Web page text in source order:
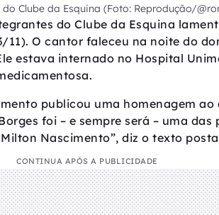
Clube da Esquina (Foto: Reprodução/
do Clube da Esquina
11). O cantor faleceu na noite do
estava internado no Hospital
publicou uma homenagem
foi – e sempre será – uma das
Nascimento”, diz o texto
CONTINUA APÓS A PUBLICIDADE